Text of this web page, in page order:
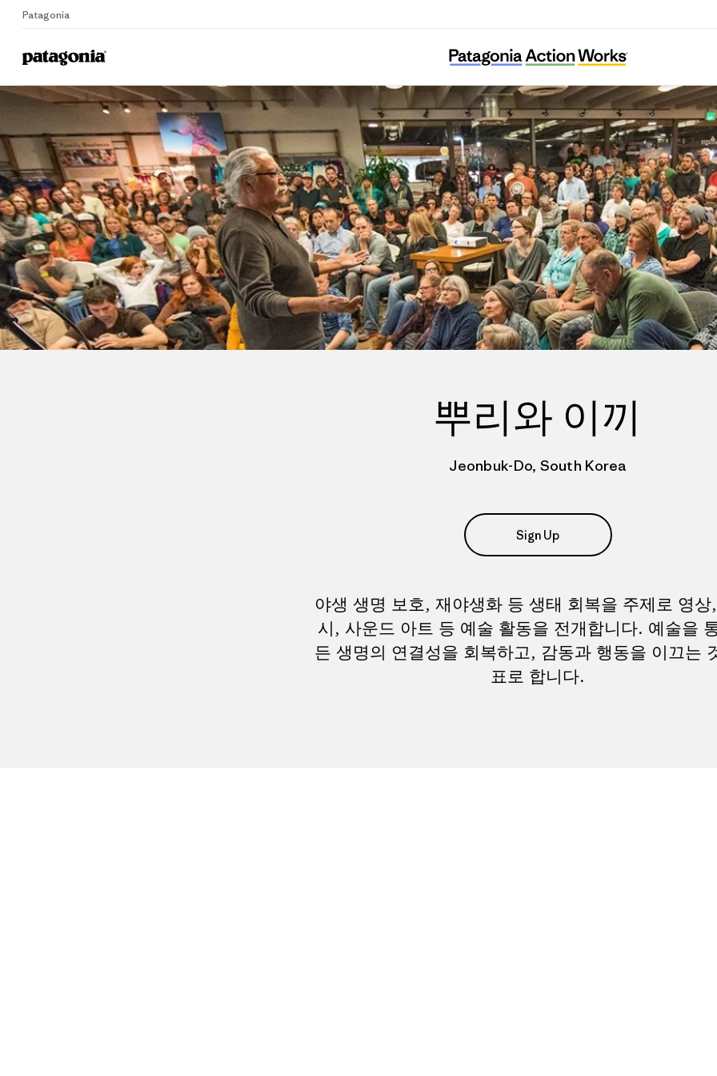
Patagonia
Home
뿌리와 이끼
뿌리와 이끼
Jeonbuk-Do, South Korea
Sign Up
야생 생명 보호, 재야생화 등 생태 회복을 주제로 영
시, 사운드 아트 등 예술 활동을 전개합니다. 예술을
든 생명의 연결성을 회복하고, 감동과 행동을 이끄는
표로 합니다.